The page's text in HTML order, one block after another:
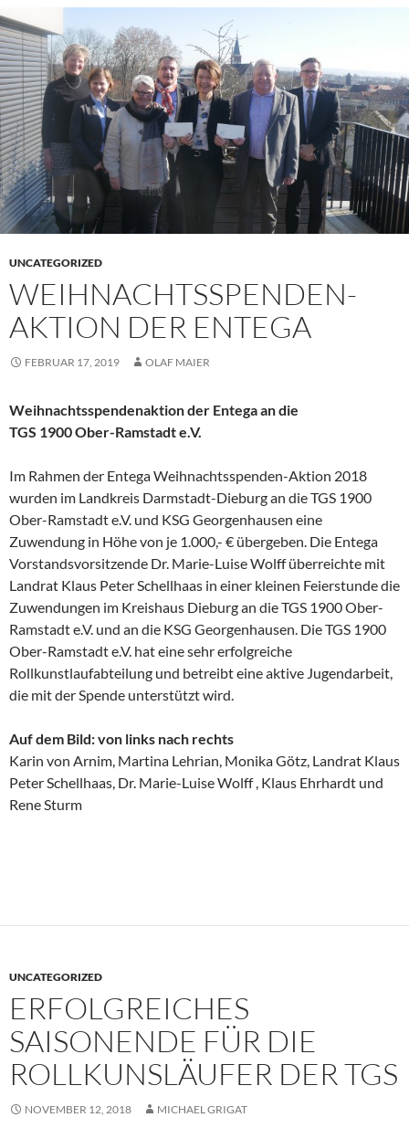
UNCATEGORIZED
WEIHNACHTSSPENDEN-
AKTION DER ENTEGA
FEBRUAR 17, 2019 OLAF MAIER
Weihnachtsspendenaktion der Entega an die
TGS 1900 Ober-Ramstadt e.V.
Im Rahmen der Entega Weihnachtsspenden-Aktion 2018
wurden im Landkreis Darmstadt-Dieburg an die TGS 1900
Ober-Ramstadt e.V. und KSG Georgenhausen eine
Zuwendung in Höhe von je 1.000,- € übergeben. Die Entega
Vorstandsvorsitzende Dr. Marie-Luise Wolff überreichte mit
Landrat Klaus Peter Schellhaas in einer kleinen Feierstunde die
Zuwendungen im Kreishaus Dieburg an die TGS 1900 Ober-
Ramstadt e.V. und an die KSG Georgenhausen. Die TGS 1900
Ober-Ramstadt e.V. hat eine sehr erfolgreiche
Rollkunstlaufabteilung und betreibt eine aktive Jugendarbeit,
die mit der Spende unterstützt wird.
Auf dem Bild: von links nach rechts
Karin von Arnim, Martina Lehrian, Monika Götz, Landrat Klaus
Peter Schellhaas, Dr. Marie-Luise Wolff , Klaus Ehrhardt und
Rene Sturm
UNCATEGORIZED
ERFOLGREICHES
SAISONENDE FÜR DIE
ROLLKUNSLÄUFER DER TGS
NOVEMBER 12, 2018 MICHAEL GRIGAT